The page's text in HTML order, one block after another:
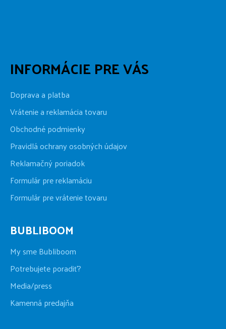
INFORMÁCIE PRE VÁS
Doprava a platba
Vrátenie a reklamácia tovaru
Obchodné podmienky
Pravidlá ochrany osobných údajov
Reklamačný poriadok
Formulár pre reklamáciu
Formulár pre vrátenie tovaru
BUBLIBOOM
My sme Bubliboom
Potrebujete poradiť?
Media/press
Kamenná predajňa